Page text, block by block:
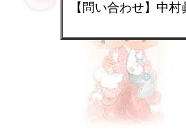
【問い合わせ】中